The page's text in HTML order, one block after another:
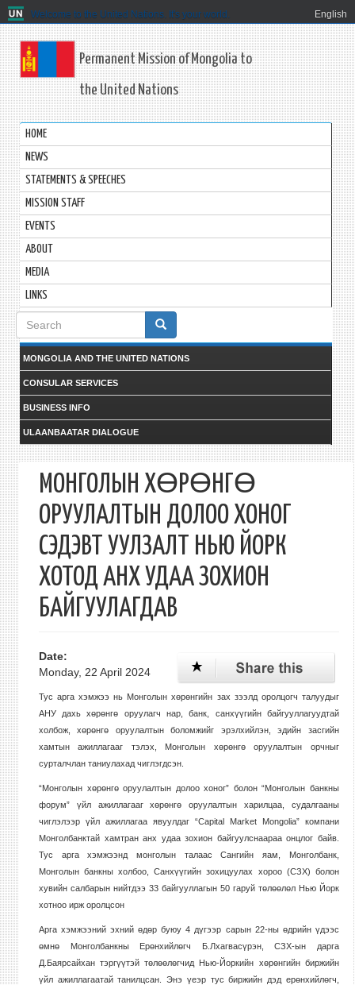
Welcome to the United Nations. It's your world. English
Permanent Mission of Mongolia to
the United Nations
HOME
NEWS
STATEMENTS & SPEECHES
MISSION STAFF
EVENTS
ABOUT
MEDIA
LINKS
Search
form
MONGOLIA AND THE UNITED NATIONS
CONSULAR SERVICES
BUSINESS INFO
ULAANBAATAR DIALOGUE
МОНГОЛЫН ХӨРӨНГӨ
ОРУУЛАЛТЫН ДОЛОО ХОНОГ
СЭДЭВТ УУЛЗАЛТ НЬЮ ЙОРК
ХОТОД АНХ УДАА ЗОХИОН
БАЙГУУЛАГДАВ
Date:
Monday, 22 April 2024
Тус арга хэмжээ нь Монголын хөрөнгийн зах зээлд оролцогч талуудыг
АНУ дахь хөрөнгө оруулагч нар, банк, санхүүгийн байгууллагуудтай
холбож, хөрөнгө оруулалтын боломжийг эрэлхийлэн, эдийн засгийн
хамтын ажиллагааг тэлэх, Монголын хөрөнгө оруулалтын орчныг
сурталчлан таниулахад чиглэгдсэн.
“Монголын хөрөнгө оруулалтын долоо хоног” болон “Монголын банкны
форум” үйл ажиллагааг хөрөнгө оруулалтын харилцаа, судалгааны
чиглэлээр үйл ажиллагаа явуулдаг “Capital Market Mongolia” компани
Монголбанктай хамтран анх удаа зохион байгуулснаараа онцлог байв.
Тус арга хэмжээнд монголын талаас Сангийн яам, Монголбанк,
Монголын банкны холбоо, Санхүүгийн зохицуулах хороо (СЗХ) болон
хувийн салбарын нийтдээ 33 байгууллагын 50 гаруй төлөөлөл Нью Йорк
хотноо ирж оролцсон
Арга хэмжээний эхний өдөр буюу 4 дүгээр сарын 22-ны өдрийн үдээс
өмнө Монголбанкны Ерөнхийлөгч Б.Лхагвасүрэн, СЗХ-ын дарга
Д.Баярсайхан тэргүүтэй төлөөлөгчид Нью-Йоркийн хөрөнгийн биржийн
үйл ажиллагаатай танилцсан. Энэ үеэр тус биржийн дэд ерөнхийлөгч,